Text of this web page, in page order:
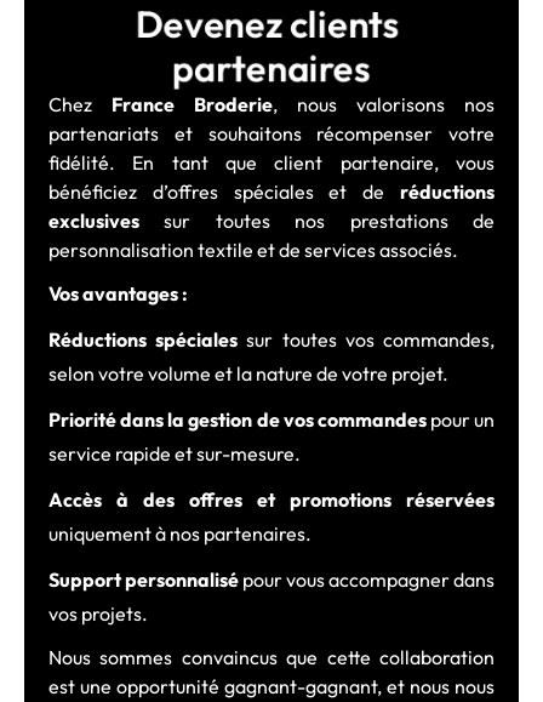
Devenez clients
partenaires
Chez France Broderie, nous valorisons nos
partenariats et souhaitons récompenser votre
fidélité. En tant que client partenaire, vous
bénéficiez d’offres spéciales et de réductions
exclusives sur toutes nos prestations de
personnalisation textile et de services associés.
Vos avantages :
Réductions spéciales sur toutes vos commandes,
selon votre volume et la nature de votre projet.
Priorité dans la gestion de vos commandespour un
service rapide et sur-mesure.
Accès à des offres et promotions réservées
uniquement à nos partenaires.
Support personnalisé pour vous accompagner dans
vos projets.
Nous sommes convaincus que cette collaboration
est une opportunité gagnant-gagnant, et nous nous